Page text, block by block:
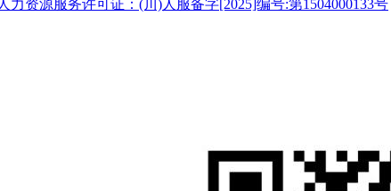
人力资源服务许可证：(川)人服备字[2025]编号:第1504000133号